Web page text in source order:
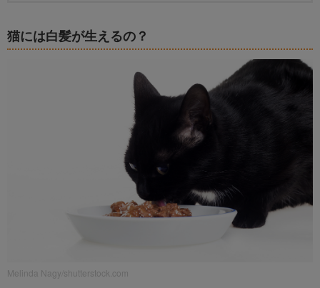
猫には白髪が生えるの？
Melinda Nagy/shutterstock.com